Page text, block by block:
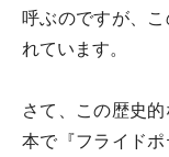
呼ぶのですが、
れています。
さて、この歴史
本で『フライド